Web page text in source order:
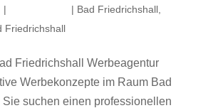
| | Bad Friedrichshall,
Friedrichshall
Friedrichshall Werbeagentur
Werbekonzepte im Raum Bad
suchen einen professionellen